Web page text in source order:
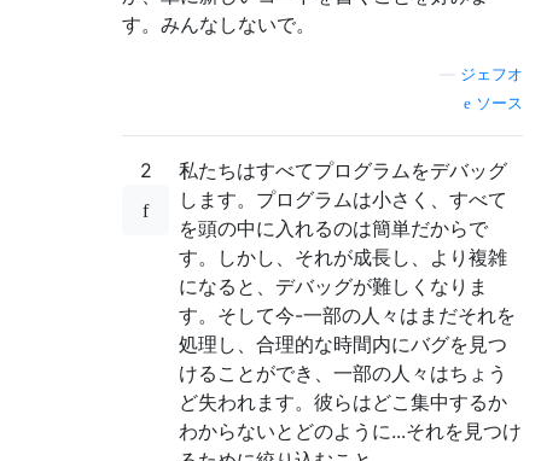
す。みんなしないで。
ジェフオ
ソース
2
私たちはすべてプログラムをデバッグ
します。プログラムは小さく、すべて
を頭の中に入れるのは簡単だからで
す。しかし、それが成長し、より複雑
になると、デバッグが難しくなりま
す。そして今-一部の人々はまだそれを
処理し、合理的な時間内にバグを見つ
けることができ、一部の人々はちょう
ど失われます。彼らはどこ集中するか
わからないとどのように...それを見つけ